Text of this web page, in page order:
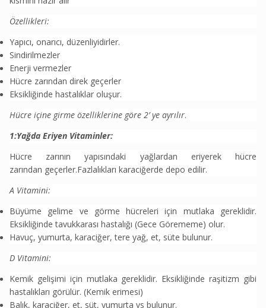
Özellikleri:
Yapıcı, onarıcı, düzenliyidirler.
Sindirilmezler
Enerji vermezler
Hücre zarından direk geçerler
Eksikliğinde hastalıklar oluşur.
Hücre içine girme özelliklerine göre 2’ ye ayrılır.
1:Yağda Eriyen Vitaminler:
Hücre zarının yapısındaki yağlardan eriyerek hücre
zarından geçerler.Fazlalıkları karaciğerde depo edilir.
A Vitamini:
Büyüme gelime ve görme hücreleri için mutlaka gereklidir.
Eksikliğinde tavukkarası hastalığı (Gece Görememe) olur.
Havuç, yumurta, karaciğer, tere yağ, et, süte bulunur.
D Vitamini:
Kemik gelişimi için mutlaka gereklidir. Eksikliğinde raşitizm gibi
hastalıkları görülür. (Kemik erimesi)
Balık, karaciğer, et, süt, yumurta vs bulunur.